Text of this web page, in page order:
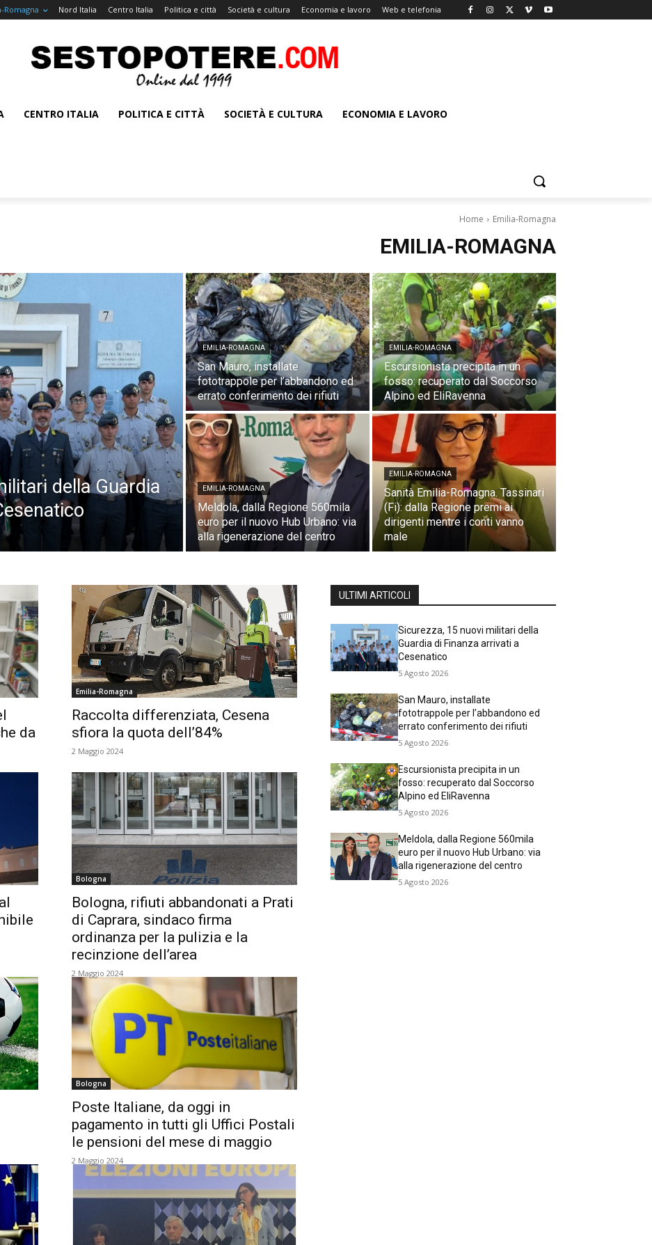
Romagna Nord Italia Centro Italia Politica e città Società e cultura Economia e lavoro Web e telefonia
CENTRO ITALIA POLITICA E CITTÀ SOCIETÀ E CULTURA ECONOMIA E LAVORO
Home Emilia-Romagna
EMILIA-ROMAGNA
della Guardia
EMILIA-ROMAGNA
San Mauro, installate
fototrappole per l’abbandono ed
errato conferimento dei rifiuti
EMILIA-ROMAGNA
Escursionista precipita in un
fosso: recuperato dal Soccorso
Alpino ed EliRavenna
EMILIA-ROMAGNA
Meldola, dalla Regione 560mila
euro per il nuovo Hub Urbano: via
alla rigenerazione del centro
EMILIA-ROMAGNA
Sanità Emilia-Romagna. Tassinari
(Fi): dalla Regione premi ai
dirigenti mentre i conti vanno
male
da
Emilia-Romagna
Raccolta differenziata, Cesena
sfiora la quota dell’84%
2 Maggio 2024
Bologna
Bologna, rifiuti abbandonati a Prati
di Caprara, sindaco firma
ordinanza per la pulizia e la
recinzione dell’area
2 Maggio 2024
Bologna
Poste Italiane, da oggi in
pagamento in tutti gli Uffici Postali
le pensioni del mese di maggio
2 Maggio 2024
ULTIMI ARTICOLI
Sicurezza, 15 nuovi militari della
Guardia di Finanza arrivati a
Cesenatico
5 Agosto 2026
San Mauro, installate
fototrappole per l’abbandono ed
errato conferimento dei rifiuti
5 Agosto 2026
Escursionista precipita in un
fosso: recuperato dal Soccorso
Alpino ed EliRavenna
5 Agosto 2026
Meldola, dalla Regione 560mila
euro per il nuovo Hub Urbano: via
alla rigenerazione del centro
5 Agosto 2026